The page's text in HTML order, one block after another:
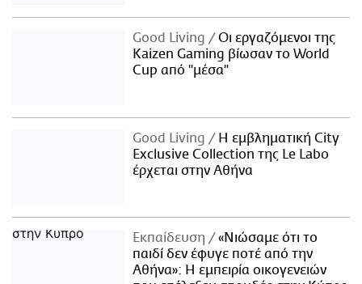
Good Living
Οι εργαζόμενοι της
Kaizen Gaming βίωσαν το World
Cup από "μέσα"
Good Living
Η εμβληματική City
Exclusive Collection της Le Labo
έρχεται στην Αθήνα
Εκπαίδευση
«Νιώσαμε ότι το
παιδί δεν έφυγε ποτέ από την
Αθήνα»: Η εμπειρία οικογενειών